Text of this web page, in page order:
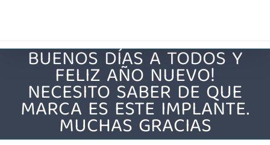
BUENOS DÍAS A TODOS Y
FELIZ AÑO NUEVO!
NECESITO SABER DE QUE
MARCA ES ESTE IMPLANTE.
MUCHAS GRACIAS